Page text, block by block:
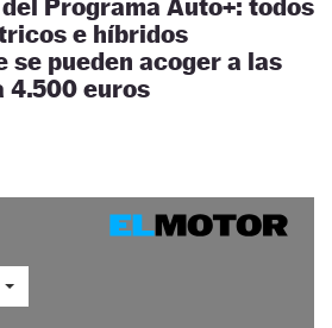
Programa Auto+: todos
e híbridos
se pueden acoger a las
4.500 euros